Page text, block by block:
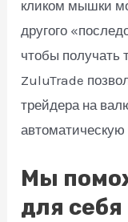
кликом мышки
другого
чтобы получать
ZuluTrade
трейдера на
автоматическую
Мы
для